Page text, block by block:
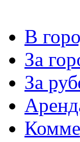
В
За
За